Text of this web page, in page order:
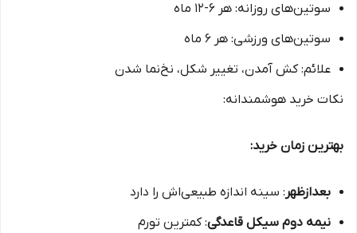
سوتین‌های روزانه: هر ۶-۱۲ ماه
سوتین‌های ورزشی: هر ۶ ماه
علائم: کش آمدن، تغییر شکل، نخ‌نما شدن
نکات خرید هوشمندانه:
بهترین زمان خرید:
بعدازظهر : سینه اندازه طبیعی‌اش را دارد
نیمه دوم سیکل قاعدگی: کمترین تورم